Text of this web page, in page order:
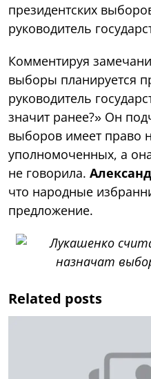
президентских
руководитель
Комментируя
выборы планируется
руководитель
значит ранее?» Он
выборов имеет право
уполномоченных, а
не говорила.
что народные
предложение.
Related posts